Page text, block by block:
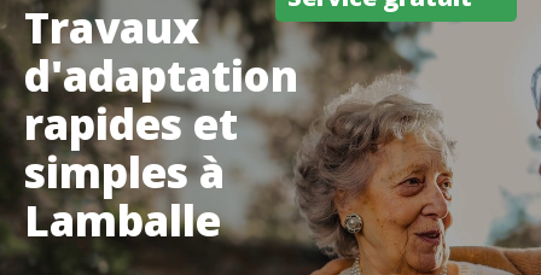
Travaux
d'adaptation
rapides et
simples à
Lamballe